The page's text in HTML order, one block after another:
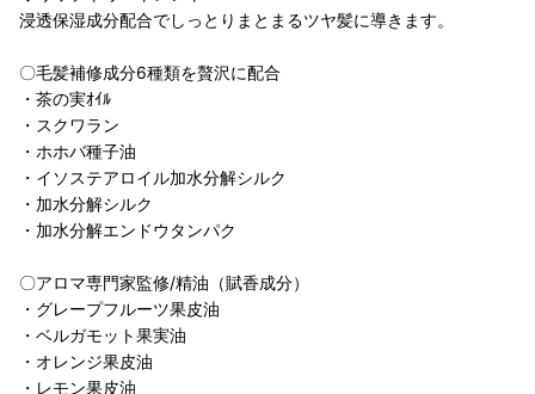
浸透保湿成分配合でしっとりまとまるツヤ髪に導きます。
〇毛髪補修成分6種類を贅沢に配合
・茶の実ｵｲﾙ
・スクワラン
・ホホバ種子油
・イソステアロイル加水分解シルク
・加水分解シルク
・加水分解エンドウタンパク
〇アロマ専門家監修/精油（賦香成分）
・グレープフルーツ果皮油
・ベルガモット果実油
・オレンジ果皮油
・レモン果皮油